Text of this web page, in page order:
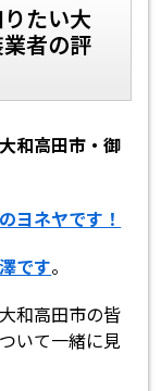
グ
ション修繕
たい大
者の評
和高田市・御
ヨネヤです！
です。
和高田市の皆
いて一緒に見